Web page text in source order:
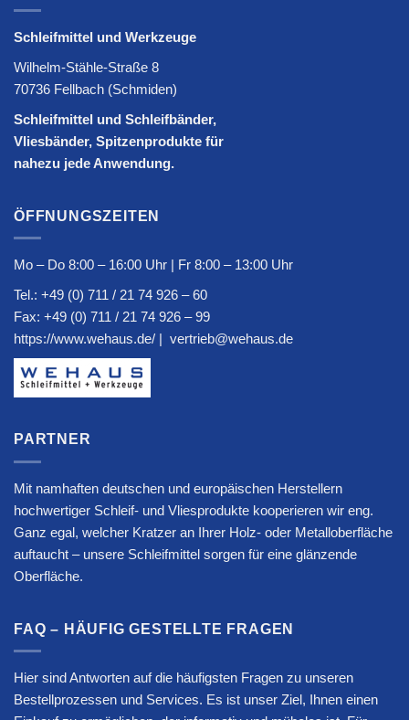
Schleifmittel und Werkzeuge
Wilhelm-Stähle-Straße 8
70736 Fellbach (Schmiden)
Schleifmittel und Schleifbänder,
Vliesbänder, Spitzenprodukte für
nahezu jede Anwendung.
ÖFFNUNGSZEITEN
Mo – Do 8:00 – 16:00 Uhr | Fr 8:00 – 13:00 Uhr
Tel.: +49 (0) 711 / 21 74 926 – 60
Fax: +49 (0) 711 / 21 74 926 – 99
https://www.wehaus.de/ | vertrieb@wehaus.de
PARTNER
Mit namhaften deutschen und europäischen Herstellern
hochwertiger Schleif- und Vliesprodukte kooperieren wir eng.
Ganz egal, welcher Kratzer an Ihrer Holz- oder Metalloberfläche
auftaucht – unsere Schleifmittel sorgen für eine glänzende
Oberfläche.
FAQ – HÄUFIG GESTELLTE FRAGEN
Hier sind Antworten auf die häufigsten Fragen zu unseren
Bestellprozessen und Services. Es ist unser Ziel, Ihnen einen